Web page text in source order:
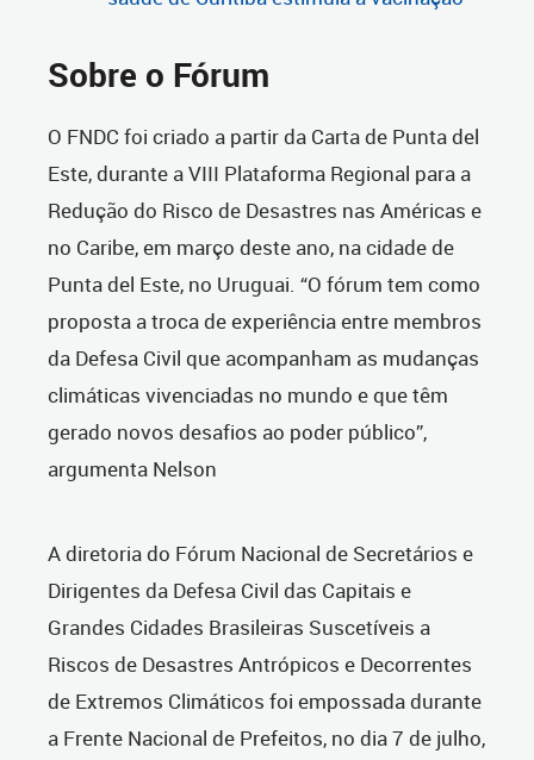
Sobre o Fórum
O FNDC foi criado a partir da Carta de Punta del
Este, durante a VIII Plataforma Regional para a
Redução do Risco de Desastres nas Américas e
no Caribe, em março deste ano, na cidade de
Punta del Este, no Uruguai. “O fórum tem como
proposta a troca de experiência entre membros
da Defesa Civil que acompanham as mudanças
climáticas vivenciadas no mundo e que têm
gerado novos desafios ao poder público”,
argumenta Nelson
A diretoria do Fórum Nacional de Secretários e
Dirigentes da Defesa Civil das Capitais e
Grandes Cidades Brasileiras Suscetíveis a
Riscos de Desastres Antrópicos e Decorrentes
de Extremos Climáticos foi empossada durante
a Frente Nacional de Prefeitos, no dia 7 de julho,